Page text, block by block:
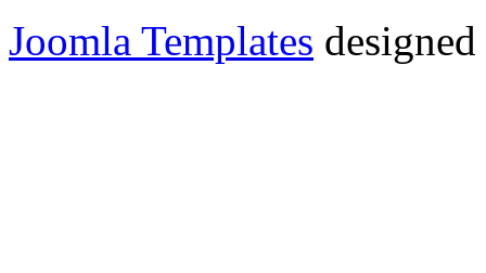
Joomla Templates